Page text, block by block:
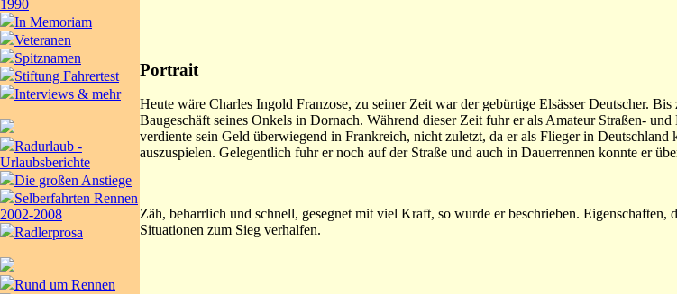
1990
In Memoriam
Veteranen
Spitznamen
Stiftung Fahrertest
Interviews & mehr
Radurlaub -
Urlaubsberichte
Die großen Anstiege
Selberfahrten Rennen
2002-2008
Radlerprosa
Rund um Rennen
Portrait
Heute wäre Charles Ingold Franzose, zu seiner Zeit war der gebürtige Elsässer Deutscher.
Baugeschäft seines Onkels in Dornach. Während dieser Zeit fuhr er als Amateur Straßen-
verdiente sein Geld überwiegend in Frankreich, nicht zuletzt, da er als Flieger in Deutschland
auszuspielen. Gelegentlich fuhr er noch auf der Straße und auch in Dauerrennen konnte er
Zäh, beharrlich und schnell, gesegnet mit viel Kraft, so wurde er beschrieben. Eigenschaften,
Situationen zum Sieg verhalfen.